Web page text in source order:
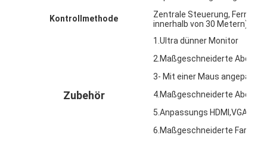
Kontakt
Interaktive Tafeln
Kontrollmethode
Zentrale Steuerung,
innerhalb von 30 Metern)
Zubehör
1.Ultra dünner Monitor
2.Maßgeschneiderte
3- Mit einer Maus angepasst.
4.Maßgeschneiderte
5.Anpassungs
6.Maßgeschneiderte Farbe